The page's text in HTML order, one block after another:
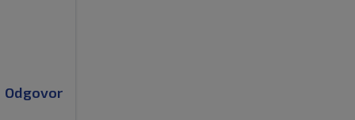
Odgovor